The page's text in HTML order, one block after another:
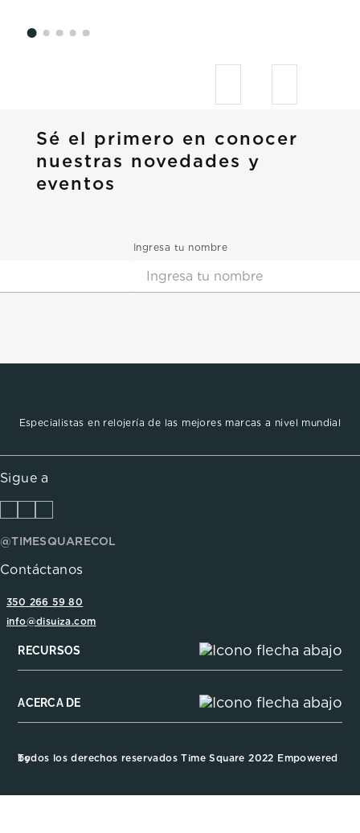
Sé el primero en conocer
nuestras novedades y
eventos
Ingresa tu nombre
Especialistas en relojería de las mejores marcas a nivel mundial
Sigue a
@TIMESQUARECOL
Contáctanos
350 266 59 80
info@disuiza.com
RECURSOS
ACERCA DE
Todos los derechos reservados Time Square 2022 Empowered by